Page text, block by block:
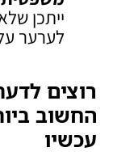
ייתכן
לערער
רוצים
החשוב
עכשיו